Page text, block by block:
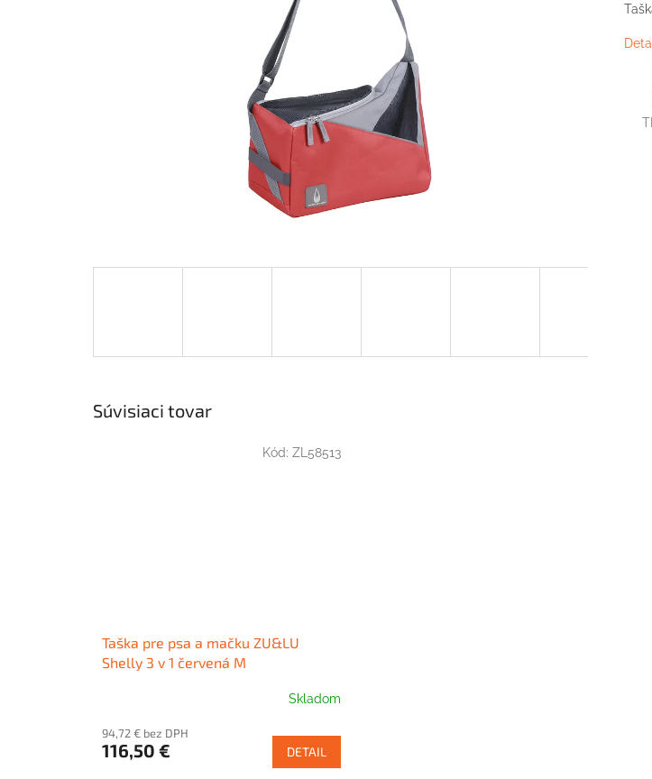
Súvisiaci tovar
Taška pre psa a mačku ZU&LU
Shelly 3 v 1 červená M
Skladom
94,72 € bez DPH
116,50 € DETAIL
Kód: ZL58513